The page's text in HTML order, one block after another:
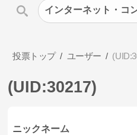
投票トップ ユーザー
(UID:30217)
ニックネーム
インターネット・コ